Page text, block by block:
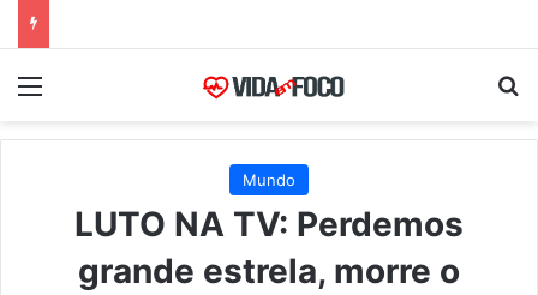
Menu
Mundo
LUTO NA TV: Perdemos
grande estrela, morre o